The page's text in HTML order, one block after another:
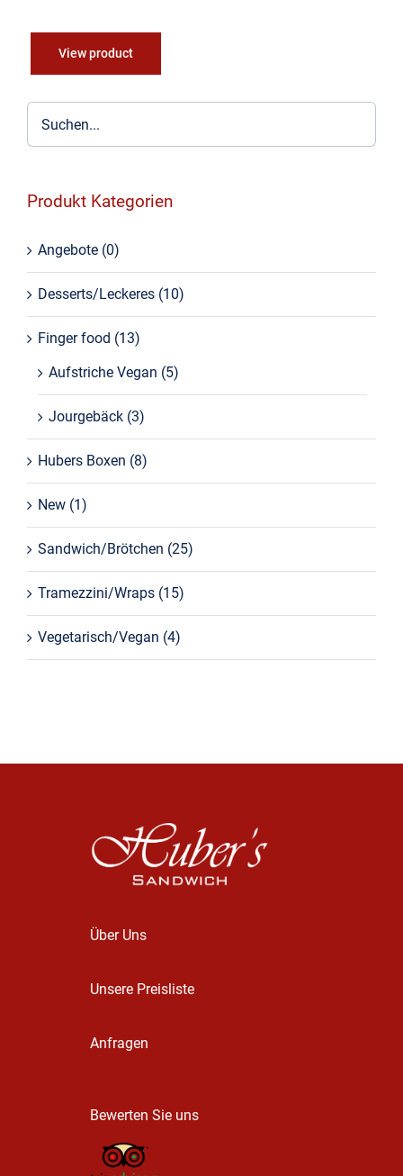
View product
Produkt Kategorien
Angebote (0)
Desserts/Leckeres (10)
Finger food (13)
Aufstriche Vegan (5)
Jourgebäck (3)
Hubers Boxen (8)
New (1)
Sandwich/Brötchen (25)
Tramezzini/Wraps (15)
Vegetarisch/Vegan (4)
Über Uns
Unsere Preisliste
Anfragen
Bewerten Sie uns